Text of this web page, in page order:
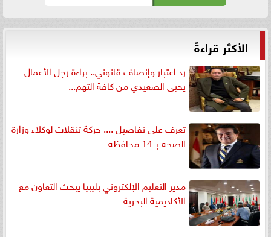
الأكثر قراءةً
رد اعتبار وإنصاف قانوني.. براءة رجل الأعمال
يحيى الصعيدي من كافة التهم...
تعرف على تفاصيل .... حركة تنقلات لوكلاء وزارة
الصحه بـ 14 محافظه
مدير التعليم الإلكتروني بليبيا يبحث التعاون مع
الأكاديمية البحرية